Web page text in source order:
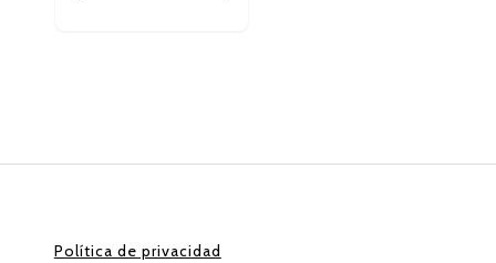
Política de privacidad